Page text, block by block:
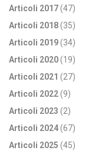
Articoli 2017(47)
Articoli 2018(35)
Articoli 2019(34)
Articoli 2020(19)
Articoli 2021 (27)
Articoli 2022(9)
Articoli 2023 (2)
Articoli 2024(67)
Articoli 2025 (45)